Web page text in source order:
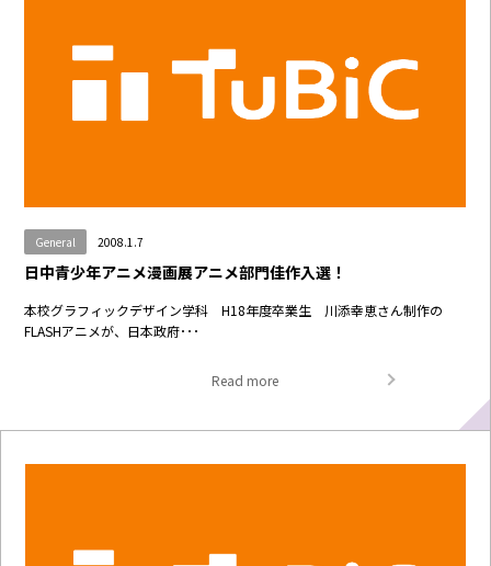
General 2008.1.7
日中青少年アニメ漫画展アニメ部門佳作入選！
本校グラフィックデザイン学科 H18年度卒業生 川添幸恵さん制作の
FLASHアニメが、日本政府･･･
Read more